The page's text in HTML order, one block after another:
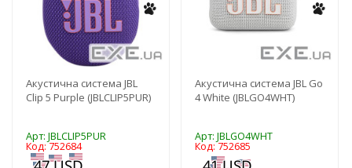
Акустична система JBL
Clip 5 Purple (JBLCLIP5PUR)
Арт: JBLCLIP5PUR
Код: 752684
Акустична система JBL Go
4 White (JBLGO4WHT)
Арт: JBLGO4WHT
Код: 752685